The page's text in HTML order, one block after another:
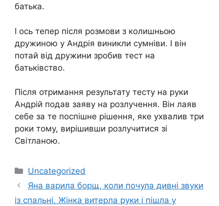
батька.
І ось тепер після розмови з колишньою
дружиною у Андрія виникли сумніви. І він
потай від дружини зробив тест на
батьківство.
Після отримання результату тесту на руки
Андрій подав заяву на розлучення. Він лаяв
себе за те поспішне рішення, яке ухвалив три
роки тому, вирішивши розлучитися зі
Світланою.
Категорії
Uncategorized
Яна варила борщ, коли почула дивні звуки
із спальні. Жінка витерла руки і пішла у